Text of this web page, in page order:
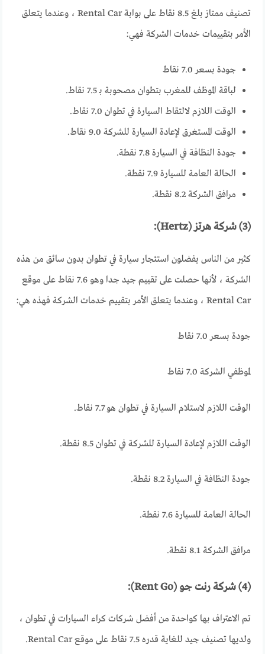
تصنيف ممتاز بلغ 8.5 نقاط على بوابة Rental Car ، وعندما يتعلق
الأمر بتقييمات خدمات الشركة فهي:
جودة بسعر 7.0 نقاط
لباقة الموظف للمغرب بتطوان مصحوبة بـ 7.5 نقاط.
الوقت اللازم لالتقاط السيارة في تطوان 7.0 نقاط.
الوقت المستغرق لإعادة السيارة للشركة 9.0 نقاط.
جودة النظافة في السيارة 7.8 نقطة.
الحالة العامة للسيارة 7.9 نقطة.
مرافق الشركة 8.2 نقطة.
(3) شركة هرتز (Hertz):
كثير من الناس يفضلون استئجار سيارة في تطوان بدون سائق من هذه
الشركة ، لأنها حصلت على تقييم جيد جدا وهو 7.6 نقاط على موقع
Rental Car ، وعندما يتعلق الأمر بتقييم خدمات الشركة فهذه هي:
جودة بسعر 7.0 نقاط
لموظفي الشركة 7.0 نقاط
الوقت اللازم لاستلام السيارة في تطوان هو 7.7 نقاط.
الوقت اللازم لإعادة السيارة للشركة في تطوان 8.5 نقطة.
جودة النظافة في السيارة 8.2 نقطة.
الحالة العامة للسيارة 7.6 نقطة.
مرافق الشركة 8.1 نقطة.
(4) شركة رنت جو (Rent Go):
تم الاعتراف بها كواحدة من أفضل شركات كراء السيارات في تطوان ،
ولديها تصنيف جيد للغاية قدره 7.5 نقاط على موقع Rental Car.